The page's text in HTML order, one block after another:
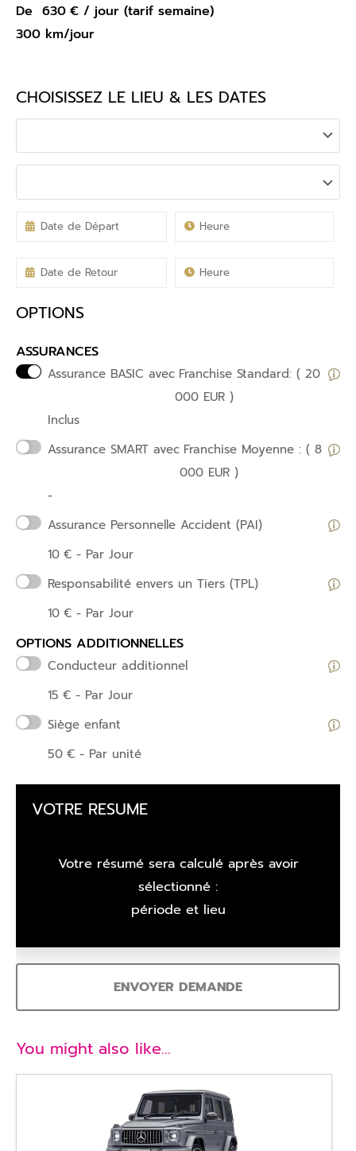
De 630 € / jour (tarif semaine)
300 km/jour
CHOISISSEZ LE LIEU & LES DATES
OPTIONS
ASSURANCES
Assurance BASIC avec Franchise Standard: ( 20
000 EUR )
Inclus
Assurance SMART avec Franchise Moyenne : ( 8
000 EUR )
-
Assurance Personnelle Accident (PAI)
10 € - Par Jour
Responsabilité envers un Tiers (TPL)
10 € - Par Jour
OPTIONS ADDITIONNELLES
Conducteur additionnel
15 € - Par Jour
Siège enfant
50 € - Par unité
VOTRE RESUME
Votre résumé sera calculé après avoir
sélectionné :
période et lieu
ENVOYER DEMANDE
You might also like…